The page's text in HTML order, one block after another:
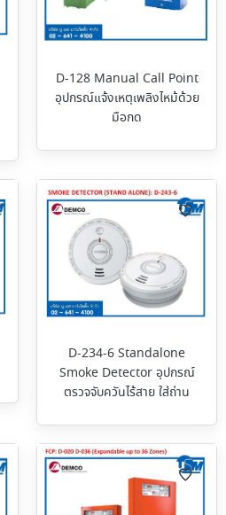
D-128 Manual Call Point
อุปกรณ์แจ้งเหตุเพลิงไหม้ด้วย
มือกด
D-234-6 Standalone
Smoke Detector อุปกรณ์
ตรวจจับควันไร้สาย ใส่ถ่าน